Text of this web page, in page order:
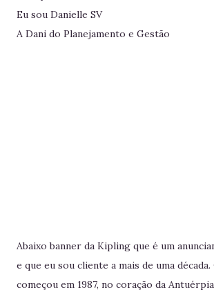
Eu sou Danielle SV
A Dani do Planejamento e Gestão
Abaixo banner da Kipling que é um
e que eu sou cliente a mais de uma década.
começou em 1987, no coração da